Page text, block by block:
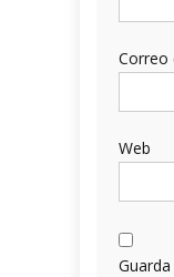
Correo
Web